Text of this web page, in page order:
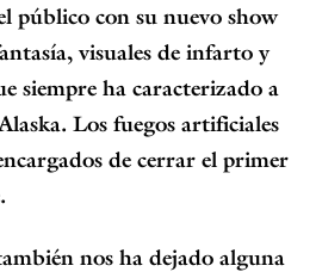
público con su nuevo show
visuales de infarto y
siempre ha caracterizado a
. Los fuegos artificiales
de cerrar el primer
nos ha dejado alguna